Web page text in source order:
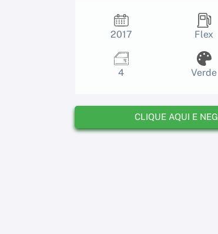
2017 Flex
4 Verde
CLIQUE AQUI E